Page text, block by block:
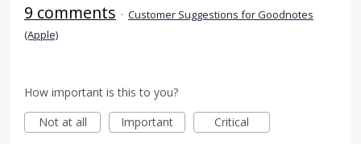
9 comments · Customer Suggestions for Goodnotes
(Apple)
How important is this to you?
Not at all
Important Critical